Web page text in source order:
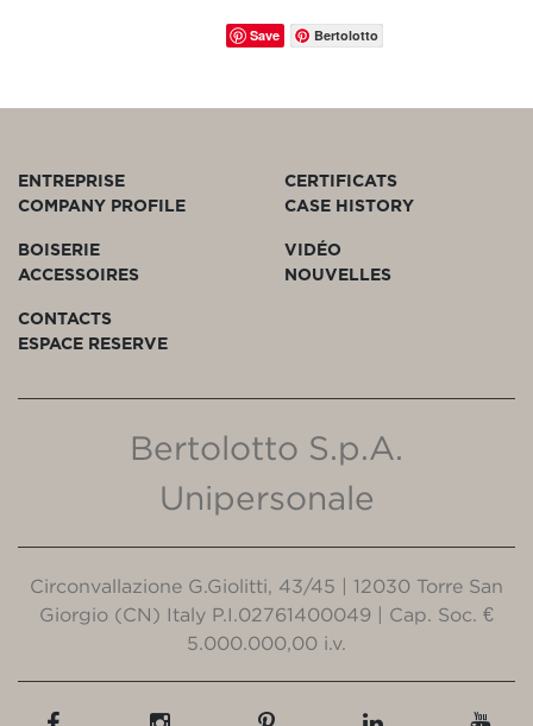
Save Bertolotto
ENTREPRISE
COMPANY PROFILE
CERTIFICATS
CASE HISTORY
BOISERIE
ACCESSOIRES
VIDÉO
NOUVELLES
CONTACTS
ESPACE RESERVE
Bertolotto S.p.A.
Unipersonale
Circonvallazione G.Giolitti, 43/45 | 12030 Torre San
Giorgio (CN) Italy P.I.02761400049 | Cap. Soc. €
5.000.000,00 i.v.